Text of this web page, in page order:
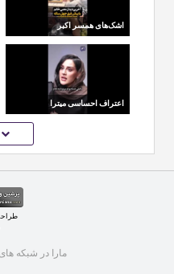
اشک‌های همسر اکبر
عبدی در آخرین بدرقه
اعتراف احساسی میترا
مارا در شبکه